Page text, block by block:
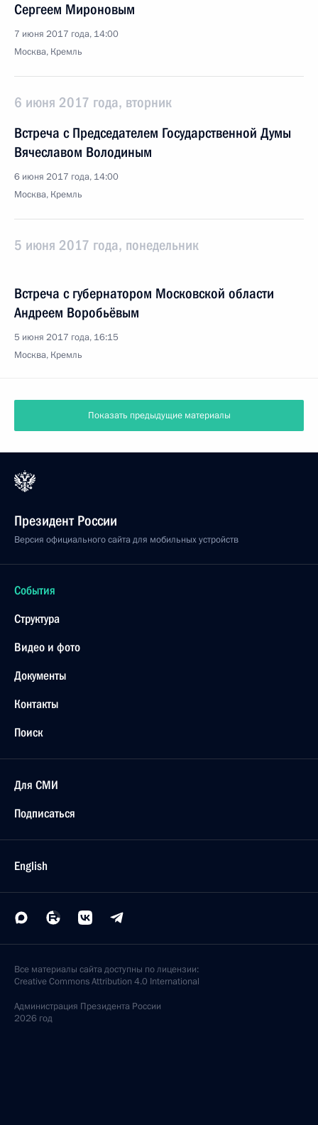
Сергеем Мироновым
7 июня 2017 года, 14:00
Москва, Кремль
6 июня 2017 года, вторник
Встреча с Председателем Государственной Думы
Вячеславом Володиным
6 июня 2017 года, 14:00
Москва, Кремль
5 июня 2017 года, понедельник
Встреча с губернатором Московской области
Андреем Воробьёвым
5 июня 2017 года, 16:15
Москва, Кремль
Показать предыдущие материалы
Президент России
Версия официального сайта для мобильных устройств
События
Структура
Видео и фото
Документы
Контакты
Поиск
Для СМИ
Подписаться
English
Все материалы сайта доступны по лицензии:
Creative Commons Attribution 4.0 International
Администрация Президента России
2026 год